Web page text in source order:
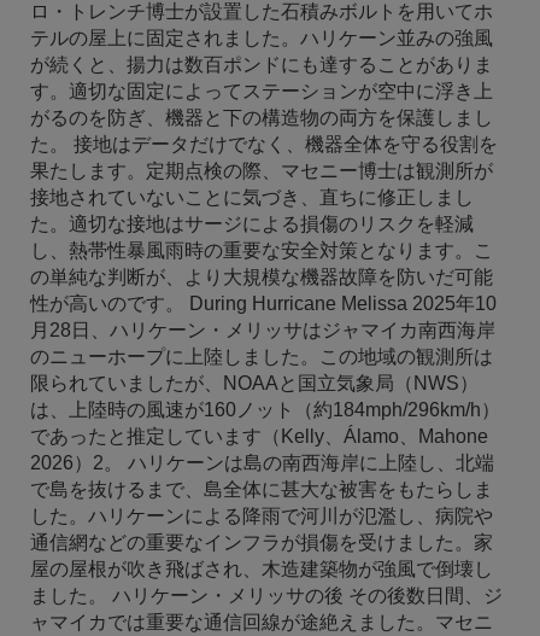
ロ・トレンチ博士が設置した石積みボルトを用いてホ
テルの屋上に固定されました。ハリケーン並みの強風
が続くと、揚力は数百ポンドにも達することがありま
す。適切な固定によってステーションが空中に浮き上
がるのを防ぎ、機器と下の構造物の両方を保護しまし
た。 接地はデータだけでなく、機器全体を守る役割を
果たします。定期点検の際、マセニー博士は観測所が
接地されていないことに気づき、直ちに修正しまし
た。適切な接地はサージによる損傷のリスクを軽減
し、熱帯性暴風雨時の重要な安全対策となります。こ
の単純な判断が、より大規模な機器故障を防いだ可能
性が高いのです。 During Hurricane Melissa 2025年10
月28日、ハリケーン・メリッサはジャマイカ南西海岸
のニューホープに上陸しました。この地域の観測所は
限られていましたが、NOAAと国立気象局（NWS）
は、上陸時の風速が160ノット（約184mph/296km/h）
であったと推定しています（Kelly、Álamo、Mahone
2026）2。 ハリケーンは島の南西海岸に上陸し、北端
で島を抜けるまで、島全体に甚大な被害をもたらしま
した。ハリケーンによる降雨で河川が氾濫し、病院や
通信網などの重要なインフラが損傷を受けました。家
屋の屋根が吹き飛ばされ、木造建築物が強風で倒壊し
ました。 ハリケーン・メリッサの後 その後数日間、ジ
ャマイカでは重要な通信回線が途絶えました。マセニ